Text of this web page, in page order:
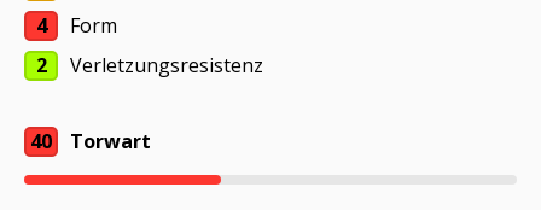
4
Form
2
Verletzungsresistenz
40 Torwart